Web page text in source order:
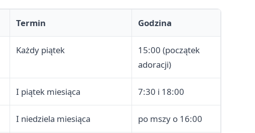
Termin Godzina
Każdy piątek
15:00 (początek
adoracji)
I piątek miesiąca 7:30 i 18:00
I niedziela miesiąca po mszy o 16:00